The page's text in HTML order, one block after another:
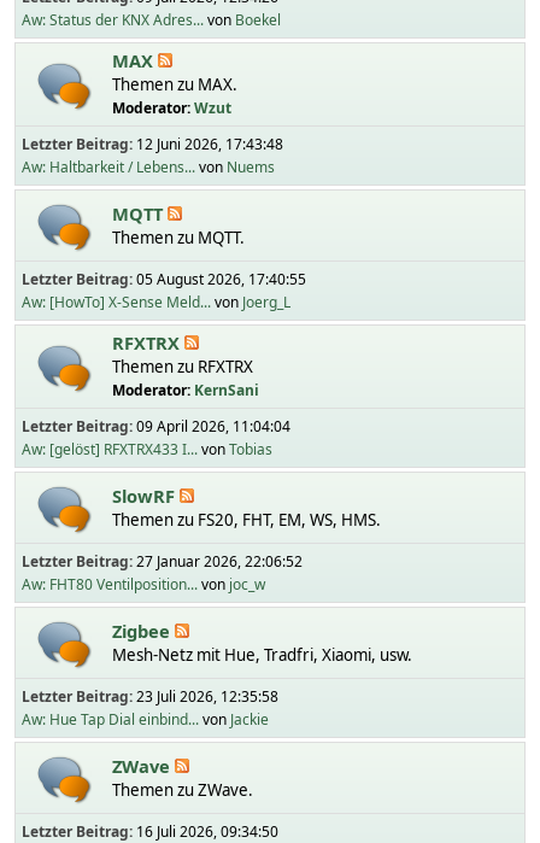
Aw: Status der KNX Adres...von Boekel
MAX
Themen zu MAX.
Moderator:Wzut
Letzter Beitrag: 12 Juni 2026, 17:43:48
Aw: Haltbarkeit / Lebens...von Nuems
MQTT
Themen zu MQTT.
Letzter Beitrag:05 August 2026, 17:40:55
Aw: [HowTo] X-Sense Meld...von Joerg_L
RFXTRX
Themen zu RFXTRX
Moderator: KernSani
Letzter Beitrag:09 April 2026, 11:04:04
Aw: [gelöst] RFXTRX433 I...vonTobias
SlowRF
Themen zu FS20, FHT, EM, WS, HMS.
Letzter Beitrag:27 Januar 2026, 22:06:52
Aw: FHT80 Ventilposition...von joc_w
Zigbee
Mesh-Netz mit Hue, Tradfri, Xiaomi, usw.
Letzter Beitrag:23 Juli 2026, 12:35:58
Aw: Hue Tap Dial einbind...von Jackie
ZWave
Themen zu ZWave.
Letzter Beitrag: 16 Juli 2026, 09:34:50